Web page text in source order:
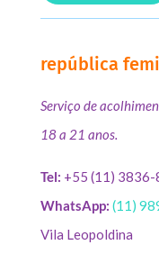
república
Serviço de
18 a 21 anos.
Tel: +55 (11)
WhatsApp: (11)
Vila Leopoldina